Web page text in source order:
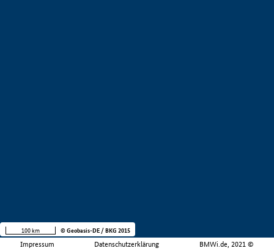
Impressum Datenschutzerklärung BMWi.de, 2021 ©
100 km © Geobasis-DE / BKG 2015